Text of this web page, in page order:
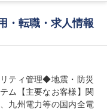
・転職・求人情報
ティ管理◆地震・防災
ム【主要なお客様】関
九州電力等の国内全電